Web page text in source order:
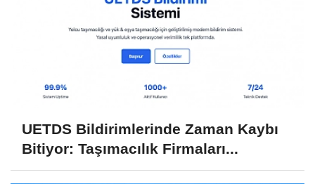
UETDS Bildirimlerinde Zaman Kaybı
Bitiyor: Taşımacılık Firmaları...